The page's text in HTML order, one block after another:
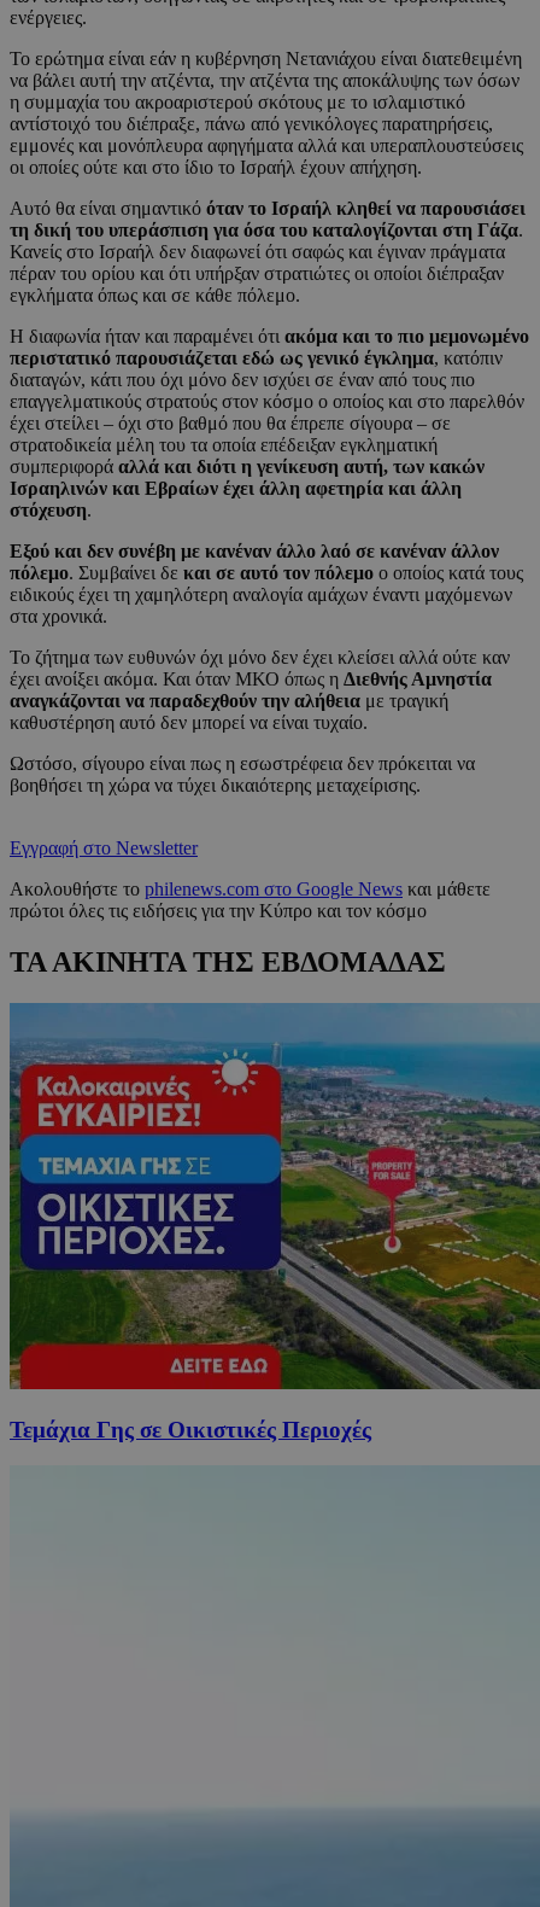
ενέργειες.
Το ερώτημα είναι εάν η κυβέρνηση Νετανιάχου είναι διατεθειμένη
να βάλει αυτή την ατζέντα, την ατζέντα της αποκάλυψης των όσων
η συμμαχία του ακροαριστερού σκότους με το ισλαμιστικό
αντίστοιχό του διέπραξε, πάνω από γενικόλογες παρατηρήσεις,
εμμονές και μονόπλευρα αφηγήματα αλλά και υπεραπλουστεύσεις
οι οποίες ούτε και στο ίδιο το Ισραήλ έχουν απήχηση.
Αυτό θα είναι σημαντικό όταν το Ισραήλ κληθεί να παρουσιάσει
τη δική του υπεράσπιση για όσα του καταλογίζονται στη Γάζα.
Κανείς στο Ισραήλ δεν διαφωνεί ότι σαφώς και έγιναν πράγματα
πέραν του ορίου και ότι υπήρξαν στρατιώτες οι οποίοι διέπραξαν
εγκλήματα όπως και σε κάθε πόλεμο.
Η διαφωνία ήταν και παραμένει ότι ακόμα και το πιο μεμονωμένο
περιστατικό παρουσιάζεται εδώ ως γενικό έγκλημα, κατόπιν
διαταγών, κάτι που όχι μόνο δεν ισχύει σε έναν από τους πιο
επαγγελματικούς στρατούς στον κόσμο ο οποίος και στο παρελθόν
έχει στείλει – όχι στο βαθμό που θα έπρεπε σίγουρα – σε
στρατοδικεία μέλη του τα οποία επέδειξαν εγκληματική
συμπεριφορά αλλά και διότι η γενίκευση αυτή, των κακών
Ισραηλινών και Εβραίων έχει άλλη αφετηρία και άλλη
στόχευση.
Εξού και δεν συνέβη με κανέναν άλλο λαό σε κανέναν άλλον
πόλεμο. Συμβαίνει δε και σε αυτό τον πόλεμο ο οποίος κατά τους
ειδικούς έχει τη χαμηλότερη αναλογία αμάχων έναντι μαχόμενων
στα χρονικά.
Το ζήτημα των ευθυνών όχι μόνο δεν έχει κλείσει αλλά ούτε καν
έχει ανοίξει ακόμα. Και όταν ΜΚΟ όπως η Διεθνής Αμνηστία
αναγκάζονται να παραδεχθούν την αλήθεια με τραγική
καθυστέρηση αυτό δεν μπορεί να είναι τυχαίο.
Ωστόσο, σίγουρο είναι πως η εσωστρέφεια δεν πρόκειται να
βοηθήσει τη χώρα να τύχει δικαιότερης μεταχείρισης.
Εγγραφή στο Newsletter
Ακολουθήστε το philenews.com στο Google News και μάθετε
πρώτοι όλες τις ειδήσεις για την Κύπρο και τον κόσμο
ΤΑ ΑΚΙΝΗΤΑ ΤΗΣ ΕΒΔΟΜΑΔΑΣ
Τεμάχια Γης σε Οικιστικές Περιοχές